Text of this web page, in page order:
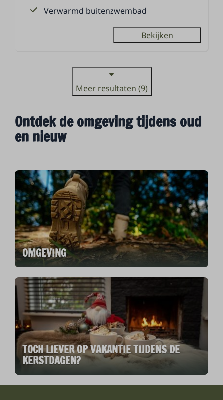
Verwarmd buitenzwembad
Bekijken
Meer resultaten (9)
Ontdek de omgeving tijdens oud
en nieuw
OMGEVING
TOCH LIEVER OP VAKANTIE TIJDENS DE
KERSTDAGEN?